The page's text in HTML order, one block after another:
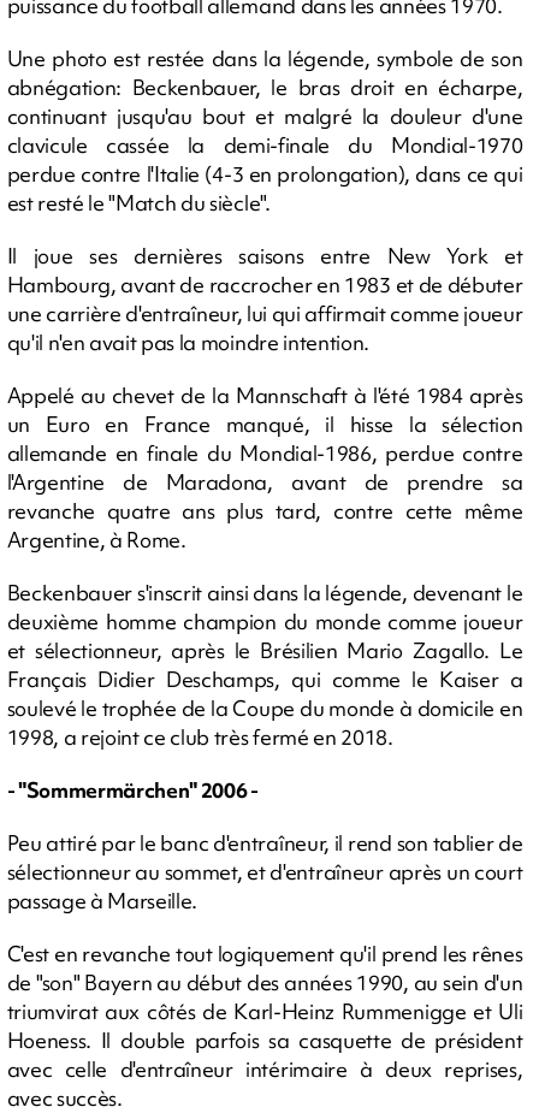
Une photo est restée dans la légende, symbole de son
abnégation: Beckenbauer, le bras droit en écharpe,
continuant jusqu'au bout et malgré la douleur d'une
clavicule cassée la demi-finale du Mondial-1970
perdue contre l'Italie (4-3 en prolongation), dans ce qui
est resté le "Match du siècle".
Il joue ses dernières saisons entre New York et
Hambourg, avant de raccrocher en 1983 et de débuter
une carrière d'entraîneur, lui qui affirmait comme joueur
qu'il n'en avait pas la moindre intention.
Appelé au chevet de la Mannschaft à l'été 1984 après
un Euro en France manqué, il hisse la sélection
allemande en finale du Mondial-1986, perdue contre
l'Argentine de Maradona, avant de prendre sa
revanche quatre ans plus tard, contre cette même
Argentine, à Rome.
Beckenbauer s'inscrit ainsi dans la légende, devenant le
deuxième homme champion du monde comme joueur
et sélectionneur, après le Brésilien Mario Zagallo. Le
Français Didier Deschamps, qui comme le Kaiser a
soulevé le trophée de la Coupe du monde à domicile en
1998, a rejoint ce club très fermé en 2018.
- "Sommermärchen" 2006 -
Peu attiré par le banc d'entraîneur, il rend son tablier de
sélectionneur au sommet, et d'entraîneur après un court
passage à Marseille.
C'est en revanche tout logiquement qu'il prend les rênes
de "son" Bayern au début des années 1990, au sein d'un
triumvirat aux côtés de Karl-Heinz Rummenigge et Uli
Hoeness. Il double parfois sa casquette de président
avec celle d'entraîneur intérimaire à deux reprises,
avec succès.